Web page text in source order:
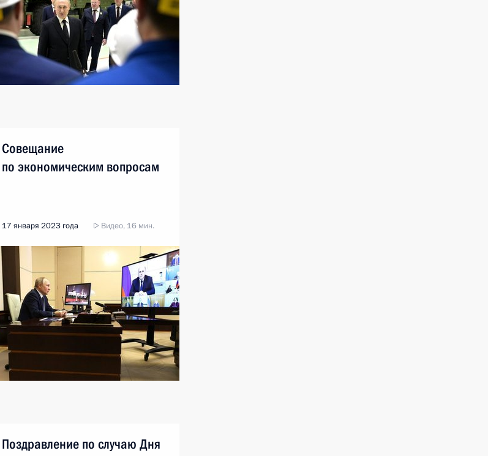
Совещание
по экономическим вопросам
17 января 2023 года Видео, 16 мин.
Поздравление по случаю Дня